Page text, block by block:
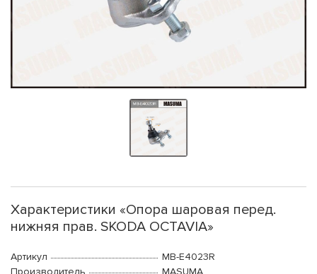
Характеристики «Опора шаровая перед.
нижняя прав. SKODA OCTAVIA»
Артикул
MB-E4023R